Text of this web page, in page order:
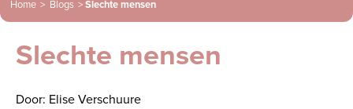
Home > Blogs >Slechte mensen
Slechte mensen
Door: Elise Verschuure